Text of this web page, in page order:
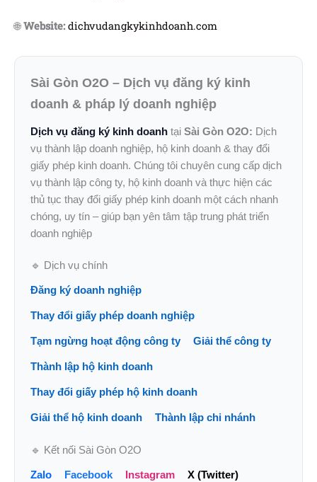
🌐Website: dichvudangkykinhdoanh.com
Sài Gòn O2O – Dịch vụ đăng ký kinh
doanh & pháp lý doanh nghiệp
Dịch vụ đăng ký kinh doanh tại Sài Gòn O2O: Dịch
vụ thành lập doanh nghiệp, hộ kinh doanh & thay đổi
giấy phép kinh doanh. Chúng tôi chuyên cung cấp dịch
vụ thành lập công ty, hộ kinh doanh và thực hiện các
thủ tục thay đổi giấy phép kinh doanh một cách nhanh
chóng, uy tín – giúp bạn yên tâm tập trung phát triển
doanh nghiệp
🔹 Dịch vụ chính
Đăng ký doanh nghiệp
Thay đổi giấy phép doanh nghiệp
Tạm ngừng hoạt động công ty Giải thể công ty
Thành lập hộ kinh doanh
Thay đổi giấy phép hộ kinh doanh
Giải thể hộ kinh doanh Thành lập chi nhánh
🔹 Kết nối Sài Gòn O2O
Zalo Facebook Instagram X (Twitter)